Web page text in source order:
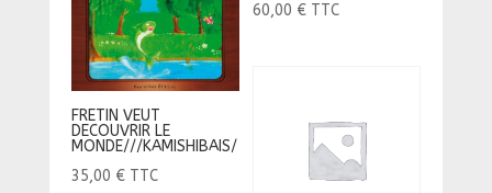
60,00 € TTC
FRETIN VEUT
DECOUVRIR LE
MONDE///KAMISHIBAIS/
35,00 € TTC